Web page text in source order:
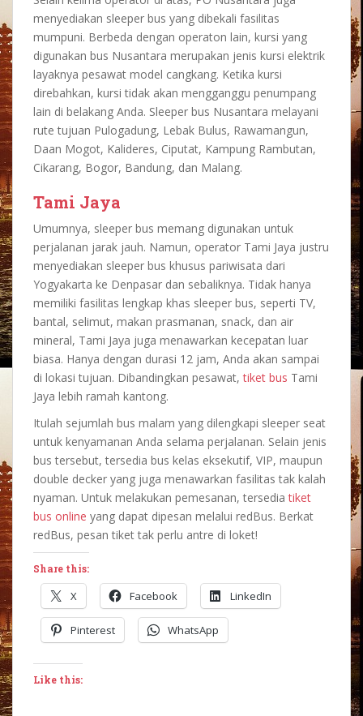
menyediakan sleeper bus yang dibekali fasilitas
mumpuni. Berbeda dengan operaton lain, kursi yang
digunakan bus Nusantara merupakan jenis kursi elektrik
layaknya pesawat model cangkang. Ketika kursi
direbahkan, kursi tidak akan mengganggu penumpang
lain di belakang Anda. Sleeper bus Nusantara melayani
rute tujuan Pulogadung, Lebak Bulus, Rawamangun,
Daan Mogot, Kalideres, Ciputat, Kampung Rambutan,
Cikarang, Bogor, Bandung, dan Malang.
Tami Jaya
Umumnya, sleeper bus memang digunakan untuk
perjalanan jarak jauh. Namun, operator Tami Jaya justru
menyediakan sleeper bus khusus pariwisata dari
Yogyakarta ke Denpasar dan sebaliknya. Tidak hanya
memiliki fasilitas lengkap khas sleeper bus, seperti TV,
bantal, selimut, makan prasmanan, snack, dan air
mineral, Tami Jaya juga menawarkan kecepatan luar
biasa. Hanya dengan durasi 12 jam, Anda akan sampai
di lokasi tujuan. Dibandingkan pesawat,tiket bus Tami
Jaya lebih ramah kantong.
Itulah sejumlah bus malam yang dilengkapi sleeper seat
untuk kenyamanan Anda selama perjalanan. Selain jenis
bus tersebut, tersedia bus kelas eksekutif, VIP, maupun
double decker yang juga menawarkan fasilitas tak kalah
nyaman. Untuk melakukan pemesanan, tersediatiket
bus online yang dapat dipesan melalui redBus. Berkat
redBus, pesan tiket tak perlu antre di loket!
Share this:
X Facebook LinkedIn
Pinterest WhatsApp
Like this: